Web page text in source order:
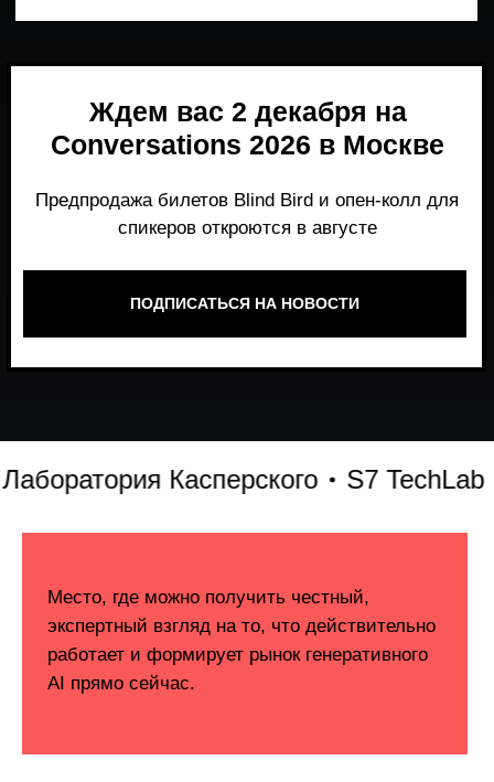
ПОДПИСАТЬСЯ НА НОВОСТИ
Касперского S7 TechLab
Место, где можно получить честный,
работает и формирует рынок генеративного